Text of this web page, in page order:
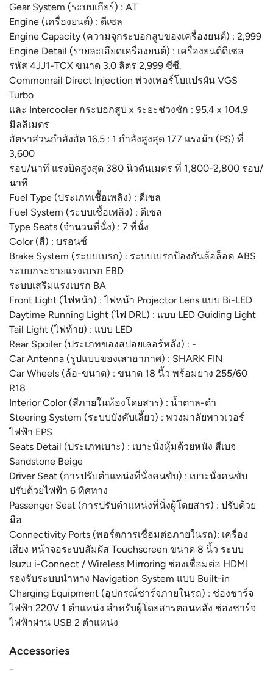
Gear System (ระบบเกียร์) : AT
Engine (เครื่องยนต์) : ดีเซล
Engine Capacity (ความจุกระบอกสูบของเครื่องยนต์) : 2,999
Engine Detail (รายละเอียดเครื่องยนต์) : เครื่องยนต์ดีเซล
รหัส 4JJ1-TCX ขนาด 3.0 ลิตร 2,999 ซีซี.
Commonrail Direct Injection พ่วงเทอร์โบแปรผัน VGS
Turbo
และ Intercooler กระบอกสูบ x ระยะช่วงชัก : 95.4 x 104.9
มิลลิเมตร
อัตราส่วนกำลังอัด 16.5 : 1 กำลังสูงสุด 177 แรงม้า (PS) ที่
3,600
รอบ/นาที แรงบิดสูงสุด 380 นิวตันเมตร ที่ 1,800-2,800 รอบ/
นาที
Fuel Type (ประเภทเชื้อเพลิง) : ดีเซล
Fuel System (ระบบเชื้อเพลิง) : ดีเซล
Type Seats (จำนวนที่นั่ง) : 7 ที่นั่ง
Color (สี) : บรอนซ์
Brake System (ระบบเบรก) : ระบบเบรกป้องกันล้อล็อค ABS
ระบบกระจายแรงเบรก EBD
ระบบเสริมแรงเบรก BA
Front Light (ไฟหน้า) : ไฟหน้า Projector Lens แบบ Bi-LED
Daytime Running Light (ไฟ DRL) : แบบ LED Guiding Light
Tail Light (ไฟท้าย) : แบบ LED
Rear Spoiler (ประเภทของสปอยเลอร์หลัง) : -
Car Antenna (รูปแบบของเสาอากาศ) : SHARK FIN
Car Wheels (ล้อ-ขนาด) : ขนาด 18 นิ้ว พร้อมยาง 255/60
R18
Interior Color (สีภายในห้องโดยสาร) : น้ำตาล-ดำ
Steering System (ระบบบังคับเลี้ยว) : พวงมาลัยพาวเวอร์
ไฟฟ้า EPS
Seats Detail (ประเภทเบาะ) : เบาะนั่งหุ้มด้วยหนัง สีเบจ
Sandstone Beige
Driver Seat (การปรับตำแหน่งที่นั่งคนขับ) : เบาะนั่งคนขับ
ปรับด้วยไฟฟ้า 6 ทิศทาง
Passenger Seat (การปรับตำแหน่งที่นั่งผู้โดยสาร) : ปรับด้วย
มือ
Connectivity Ports (พอร์ตการเชื่อมต่อภายในรถ): เครื่อง
เสียง หน้าจอระบบสัมผัส Touchscreen ขนาด 8 นิ้ว ระบบ
Isuzu i-Connect / Wireless Mirroring ช่องเชื่อมต่อ HDMI
รองรับระบบนำทาง Navigation System แบบ Built-in
Charging Equipment (อุปกรณ์ชาร์จภายในรถ) : ช่องชาร์จ
ไฟฟ้า 220V 1 ตำแหน่ง สำหรับผู้โดยสารตอนหลัง ช่องชาร์จ
ไฟฟ้าผ่าน USB 2 ตำแหน่ง
Accessories
-